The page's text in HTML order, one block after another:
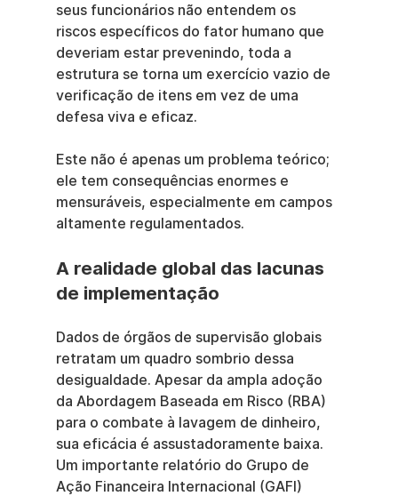
seus funcionários não entendem os
riscos específicos do fator humano que
deveriam estar prevenindo, toda a
estrutura se torna um exercício vazio de
verificação de itens em vez de uma
defesa viva e eficaz.
Este não é apenas um problema teórico;
ele tem consequências enormes e
mensuráveis, especialmente em campos
altamente regulamentados.
A realidade global das lacunas
de implementação
Dados de órgãos de supervisão globais
retratam um quadro sombrio dessa
desigualdade. Apesar da ampla adoção
da Abordagem Baseada em Risco (RBA)
para o combate à lavagem de dinheiro,
sua eficácia é assustadoramente baixa.
Um importante relatório do Grupo de
Ação Financeira Internacional (GAFI)